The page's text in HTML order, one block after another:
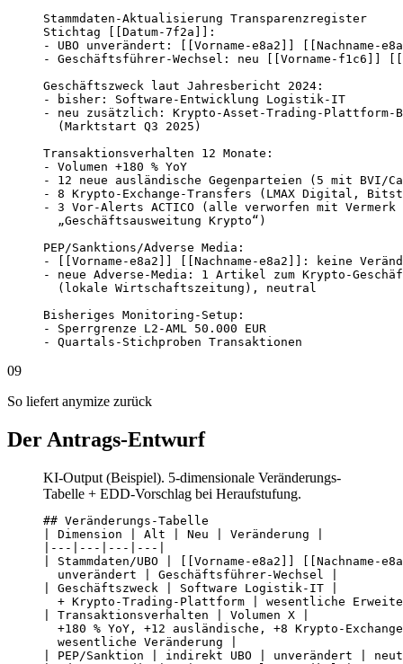
Stammdaten-Aktualisierung Transparenzregister
Stichtag [[Datum-7f2a]]:
- UBO unverändert: [[Vorname-e8a2]] [[Nachname-
- Geschäftsführer-Wechsel: neu [[Vorname-f1c6]]
Geschäftszweck laut Jahresbericht 2024:
- bisher: Software-Entwicklung Logistik-IT
- neu zusätzlich: Krypto-Asset-Trading-Plattform-
  (Marktstart Q3 2025)
Transaktionsverhalten 12 Monate:
- Volumen +180 % YoY
- 12 neue ausländische Gegenparteien (5 mit BVI/
- 8 Krypto-Exchange-Transfers (LMAX Digital,
- 3 Vor-Alerts ACTICO (alle verworfen mit Vermerk
  „Geschäftsausweitung Krypto“)
PEP/Sanktions/Adverse Media:
- [[Vorname-e8a2]] [[Nachname-e8a2]]: keine
- neue Adverse-Media: 1 Artikel zum Krypto-
  (lokale Wirtschaftszeitung), neutral
Bisheriges Monitoring-Setup:
- Sperrgrenze L2-AML 50.000 EUR
- Quartals-Stichproben Transaktionen
09
So liefert anymize zurück
Der Antrags-Entwurf
KI-Output (Beispiel). 5-dimensionale Veränderungs-
Tabelle + EDD-Vorschlag bei Heraufstufung.
## Veränderungs-Tabelle
| Dimension | Alt | Neu | Veränderung |
|---|---|---|---|
| Stammdaten/UBO | [[Vorname-e8a2]] [[Nachname-
  unverändert | Geschäftsführer-Wechsel |
| Geschäftszweck | Software Logistik-IT |
+ Krypto-Trading-Plattform | wesentliche
| Transaktionsverhalten | Volumen X |
+180 % YoY, +12 ausländische, +8 Krypto-
  wesentliche Veränderung |
| PEP/Sanktion | indirekt UBO | unverändert |